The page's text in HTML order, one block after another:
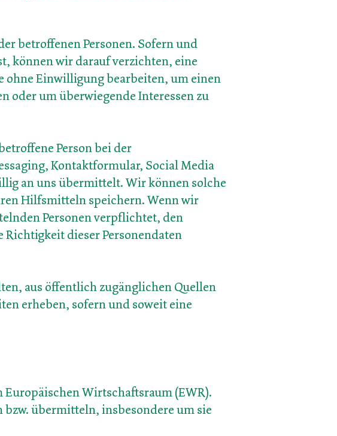
betroffenen Personen. Sofern und
können wir darauf verzichten, eine
ohne Einwilligung bearbeiten, um einen
oder um überwiegende Interessen zu
Person bei der
Kontaktformular, Social Media
an uns übermittelt. Wir können solche
Hilfsmitteln speichern. Wenn wir
Personen verpflichtet, den
Richtigkeit dieser Personendaten
aus öffentlich zugänglichen Quellen
erheben, sofern und soweit eine
Wirtschaftsraum (EWR).
übermitteln, insbesondere um sie